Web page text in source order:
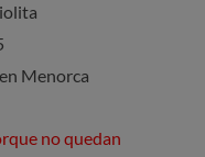
Menorca
no quedan